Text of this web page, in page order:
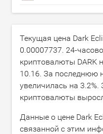
Текущая цена Dark
0.00007737. 24-
криптовалюты DARK
10.16. За последнюю
увеличилась на 3.2%.
криптовалюты
Данные о цене Dark
связанной с этим